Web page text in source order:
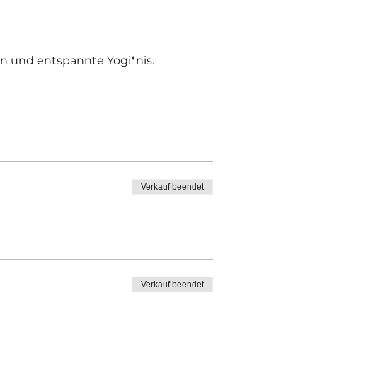
und entspannte Yogi*nis.
Verkauf beendet
Verkauf beendet